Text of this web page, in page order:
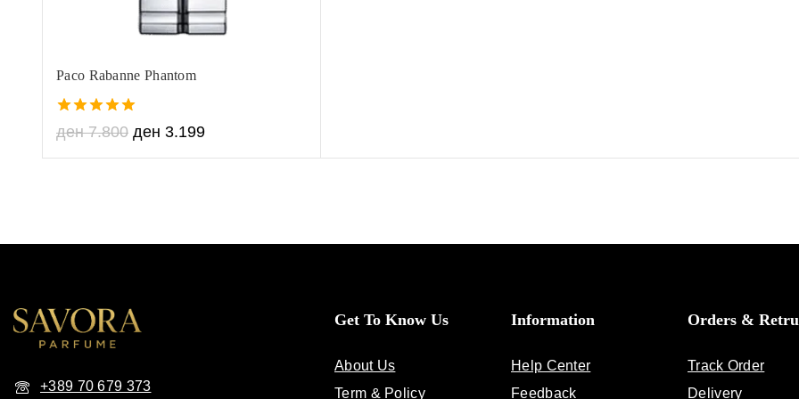
Paco Rabanne Phantom
5.00
out of 5
ден7.800 ден 3.199
+389 70 679 373
Get To Know Us
About Us
Term & Policy
Information
Help Center
Feedback
Orders &
Track Order
Delivery